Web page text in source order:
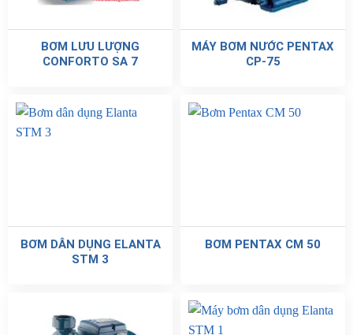
BƠM LƯU LƯỢNG
CONFORTO SA 7
MÁY BƠM NƯỚC PENTAX
CP-75
BƠM DÂN DỤNG ELANTA
STM 3
BƠM PENTAX CM 50